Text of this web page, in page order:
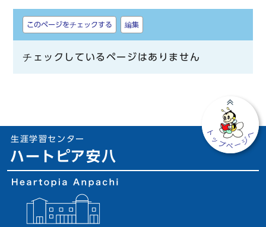
しおり
このページをチェックする 編集
チェックしているページはありません
生涯学習センター
ハートピア安八